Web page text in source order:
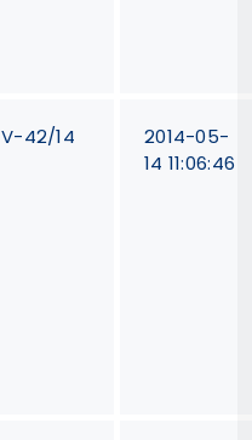
V-42/14
2014-05-
14 11:06:46